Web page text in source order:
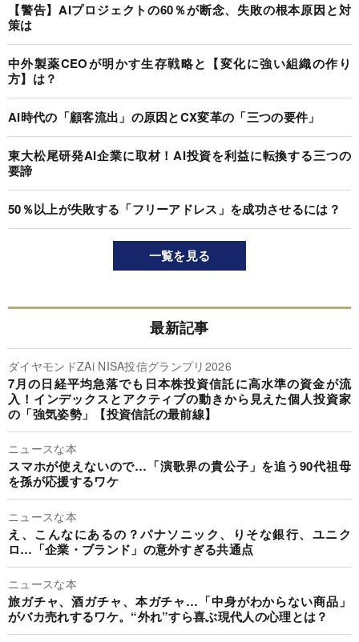
【警告】AIプロジェクトの60％が断念、失敗の根本原因と対
策は
中外製薬CEOが明かす生存戦略と【変化に強い組織の作り
方】は？
AI時代の「顧客流出」の原因とCX変革の「三つの要件」
東大松尾研発AI企業に取材！AI投資を利益に転換する三つの
要諦
50％以上が失敗する「フリーアドレス」を成功させるには？
一覧を見る
最新記事
ダイヤモンドZAi NISA投信グランプリ2026
7月の日経平均急落でも日本株投資信託に高水準の資金が流
入！インデックスとアクティブの動きから見えた個人投資家
の「強気姿勢」【投資信託の最前線】
ニュースな本
スマホが使えないので…「演歌界の貴公子」を追う90代祖母
を孫が応援するワケ
ニュースな本
え、こんなにあるの？パナソニック、りそな銀行、ユニク
ロ…「企業・ブランド」の意外すぎる共通点
ニュースな本
旅ガチャ、酒ガチャ、本ガチャ…「中身がわからない商品」
がバカ売れするワケ。“外れ”すら喜ぶ現代人の心理とは？